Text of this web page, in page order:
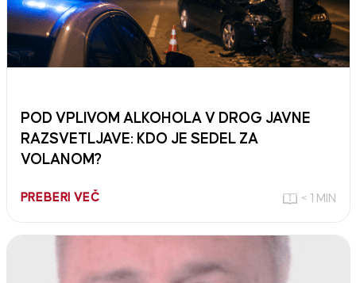
POD VPLIVOM ALKOHOLA V DROG JAVNE
RAZSVETLJAVE: KDO JE SEDEL ZA
VOLANOM?
PREBERI VEČ < 1 MIN